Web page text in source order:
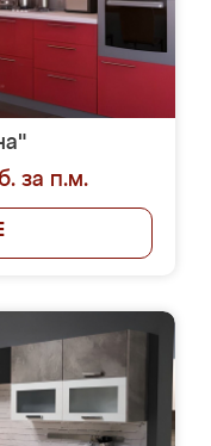
за п.м.